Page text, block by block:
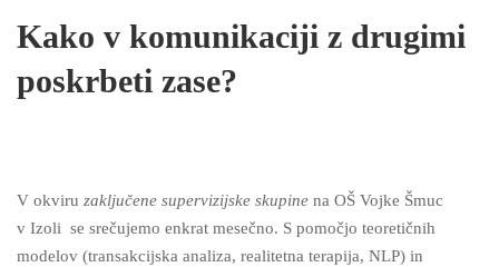
Kako v komunikaciji z drugimi
poskrbeti zase?
V okviru zaključene supervizijske skupine na OŠ Vojke Šmuc
v Izoli se srečujemo enkrat mesečno. S pomočjo teoretičnih
modelov (transakcijska analiza, realitetna terapija, NLP) in